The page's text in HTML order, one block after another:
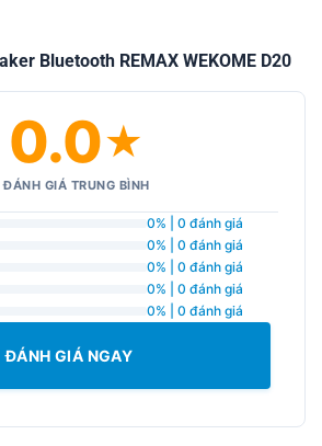
Bluetooth REMAX WEKOME D20
0.0★
ĐÁNH GIÁ TRUNG BÌNH
0% | 0 đánh giá
0% | 0 đánh giá
0% | 0 đánh giá
0% | 0 đánh giá
0% | 0 đánh giá
ĐÁNH GIÁ NGAY